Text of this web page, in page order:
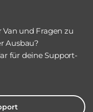
Van und Fragen zu
Ausbau?
für deine Support-